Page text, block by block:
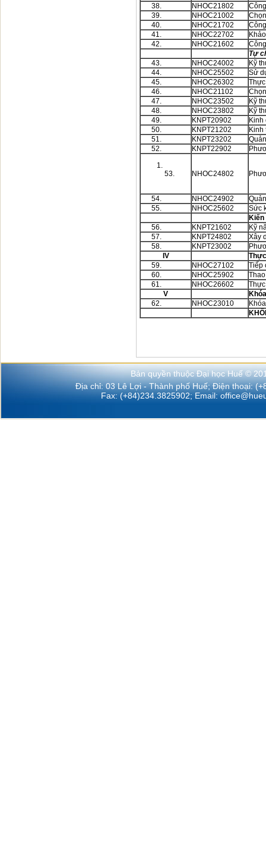
38.
NHOC21802
39.
NHOC21002
40.
NHOC21702
41.
NHOC22702
42.
NHOC21602
Tự
43.
NHOC24002
Kỹ
44.
NHOC25502
Sử
45.
NHOC26302
46.
NHOC21102
47.
NHOC23502
Kỹ
48.
NHOC23802
Kỹ
49.
KNPT20902
Kinh
50.
KNPT21202
Kinh
51.
KNPT23202
52.
KNPT22902
53. NHOC24802
54. NHOC24902
55.
NHOC25602
Sức
56.
KNPT21602
Kỹ
57.
KNPT24802
Xây
58.
KNPT23002
IV
59.
NHOC27102
Tiếp
60.
NHOC25902
61.
NHOC26602
V
62.
NHOC23010
Bản quyền thuộc Đại học Huế ©
Địa chỉ: 03 Lê Lợi - Thành phố Huế; Điện thoại:
Fax: (+84)234.3825902; Email: